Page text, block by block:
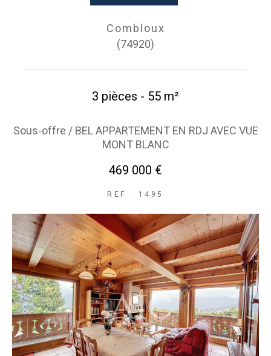
Combloux
(74920)
3 pièces - 55 m²
Sous-offre / BEL APPARTEMENT EN RDJ AVEC VUE
MONT BLANC
469 000 €
REF : 1495